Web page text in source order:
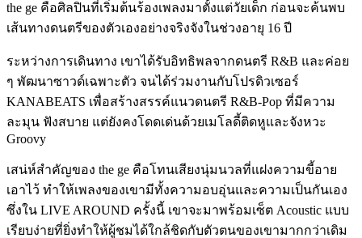
the ge คือศิลปินที่เริ่มต้นร้องเพลงมาตั้งแต่วัยเด็ก ก่อนจะค้นพบ
เส้นทางดนตรีของตัวเองอย่างจริงจังในช่วงอายุ 16 ปี
ระหว่างการเดินทาง เขาได้รับอิทธิพลจากดนตรี R&B และค่อย
ๆ พัฒนาซาวด์เฉพาะตัว จนได้ร่วมงานกับโปรดิวเซอร์
KANABEATS เพื่อสร้างสรรค์แนวดนตรี R&B-Pop ที่มีความ
ละมุน ฟังสบาย แต่ยังคงโดดเด่นด้วยเมโลดี้ติดหูและจังหวะ
Groovy
เสน่ห์สำคัญของ the ge คือโทนเสียงนุ่มนวลที่แฝงความขี้อาย
เอาไว้ ทำให้เพลงของเขามีทั้งความอบอุ่นและความเป็นกันเอง
ซึ่งใน LIVE AROUND ครั้งนี้ เขาจะมาพร้อมเซ็ต Acoustic แบบ
เรียบง่ายที่ยิ่งทำให้ผู้ชมได้ใกล้ชิดกับตัวตนของเขามากกว่าเดิม